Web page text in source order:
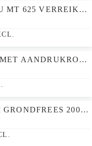
MANITOU MT 625 VERREIKER MET VORKEN
WIEDEG MET AANDRUKROL 175CM
MALETTI GRONDFREES 200CM MET AFTAKAS